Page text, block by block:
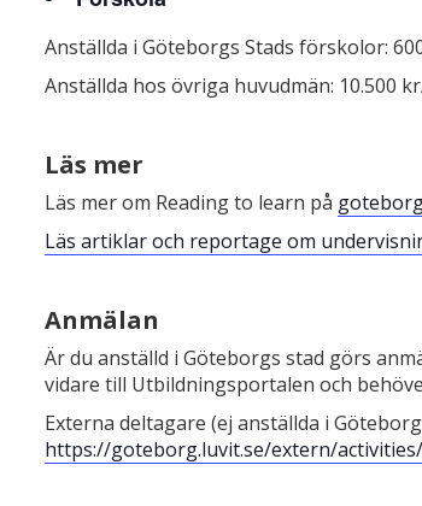
Anställda i Göteborgs Stads förskolor:
Anställda hos övriga huvudmän: 10.500
Läs mer
Läs mer om Reading to learn på
Läs artiklar och reportage om
Anmälan
Är du anställd i Göteborgs stad görs
vidare till Utbildningsportalen och
Externa deltagare (ej anställda i
https://goteborg.luvit.se/extern/